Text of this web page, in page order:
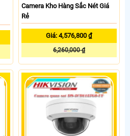
Camera Kho Hàng Sắc Nét Giá
Rẻ
Giá: 4,576,800 ₫
6,260,000 ₫